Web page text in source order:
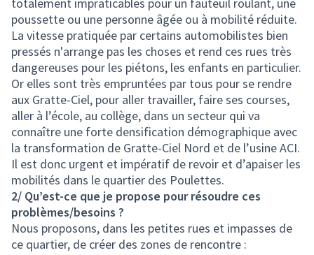
poussette ou une personne âgée ou à mobilité réduite.
La vitesse pratiquée par certains automobilistes bien
pressés n'arrange pas les choses et rend ces rues très
dangereuses pour les piétons, les enfants en particulier.
Or elles sont très empruntées par tous pour se rendre
aux Gratte-Ciel, pour aller travailler, faire ses courses,
aller à l’école, au collège, dans un secteur qui va
connaître une forte densification démographique avec
la transformation de Gratte-Ciel Nord et de l’usine ACI.
Il est donc urgent et impératif de revoir et d’apaiser les
mobilités dans le quartier des Poulettes.
2/ Qu’est-ce que je propose pour résoudre ces
problèmes/besoins ?
Nous proposons, dans les petites rues et impasses de
ce quartier, de créer des zones de rencontre :